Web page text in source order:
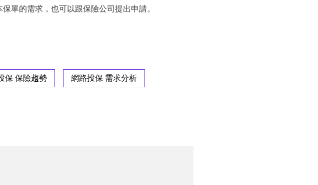
單的需求，也可以跟保險公司提出申請。
保 保險趨勢 網路投保 需求分析